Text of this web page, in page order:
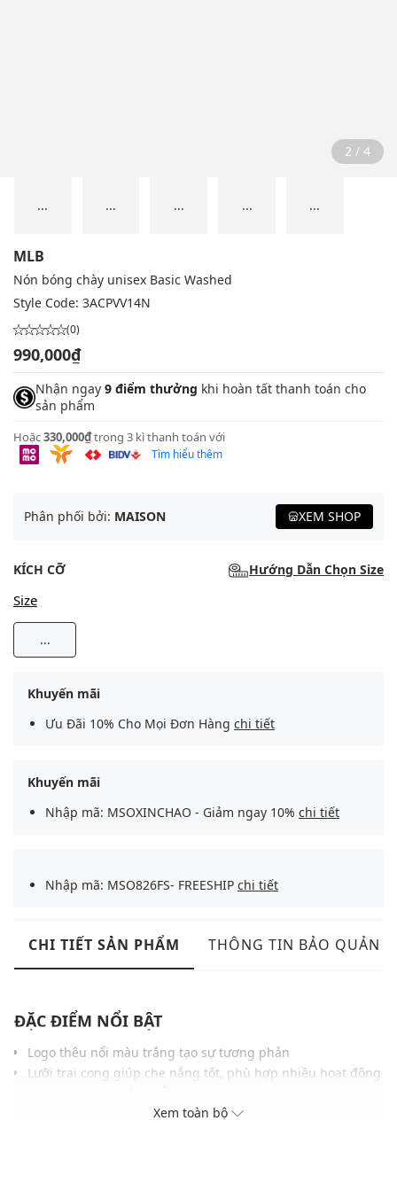
2 / 4
... ... ... ... ...
MLB
Nón bóng chày unisex Basic Washed
Style Code: 3ACPVV14N
(0)
990,000₫
Nhận ngay 9 điểm thưởng khi hoàn tất thanh toán cho
sản phẩm
Hoặc330,000₫trong 3 kì thanh toán với
Tìm hiểu thêm
Phân phối bởi: MAISON XEM SHOP
KÍCH CỠ Hướng Dẫn Chọn Size
Size
...
Khuyến mãi
Ưu Đãi 10% Cho Mọi Đơn Hàng chi tiết
Khuyến mãi
Nhập mã: MSOXINCHAO - Giảm ngay 10% chi tiết
Nhập mã: MSO826FS- FREESHIP chi tiết
CHI TIẾT SẢN PHẨM THÔNG TIN BẢO QUẢN
ĐẶC ĐIỂM NỔI BẬT
Logo thêu nổi màu trắng tạo sự tương phản
Lưỡi trai cong giúp che nắng tốt, phù hợp nhiều hoạt động
Chất liệu cotton mềm, thoáng khí, thấm hút mồ hôi tốt
Xem toàn bộ